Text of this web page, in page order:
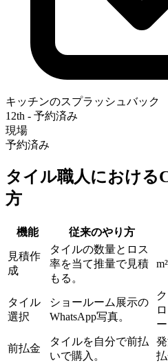
キッチンのスプラッシュバック
12th - 予約済み
現場
予約済み
タイル職人における
方
機能 従来のやり方
見積作
成
タイルの数量とロス
率を当て推量で見積
もる。
タイル
選択
ショールーム展示の
WhatsApp写真。
ー
前払金
タイルを自分で前払
いで購入。